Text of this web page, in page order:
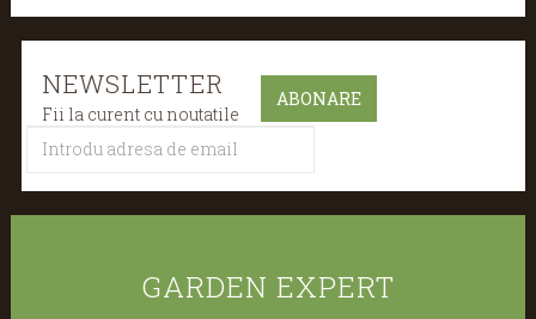
NEWSLETTER
Fii la curent cu noutatile
GARDEN EXPERT